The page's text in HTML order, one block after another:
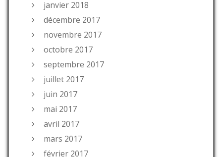
janvier 2018
décembre 2017
novembre 2017
octobre 2017
septembre 2017
juillet 2017
juin 2017
mai 2017
avril 2017
mars 2017
février 2017